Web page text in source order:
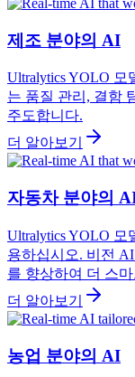
제조 분야의 AI
Ultralytics YOLO
는 품질 관리, 결함
주도합니다.
더 알아보기
자동차 분야의
Ultralytics YOLO 모
용하십시오. 비전
를 향상하여 더 스
더 알아보기
농업 분야의 AI